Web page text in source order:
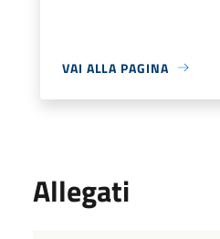
VAI ALLA PAGINA
Allegati